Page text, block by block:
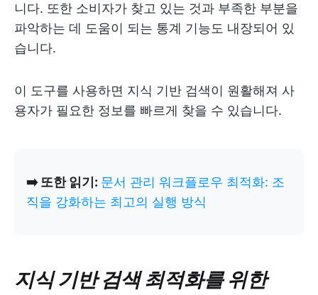
니다. 또한 소비자가 찾고 있는 것과 부족한 부분을
파악하는 데 도움이 되는 통계 기능도 내장되어 있
습니다.
이 도구를 사용하면 지식 기반 검색이 원활해져 사
용자가 필요한 정보를 빠르게 찾을 수 있습니다.
➡️ 또한 읽기: 문서 관리 워크플로우 최적화: 조
직을 강화하는 최고의 실행 방식
지식 기반 검색 최적화를 위한